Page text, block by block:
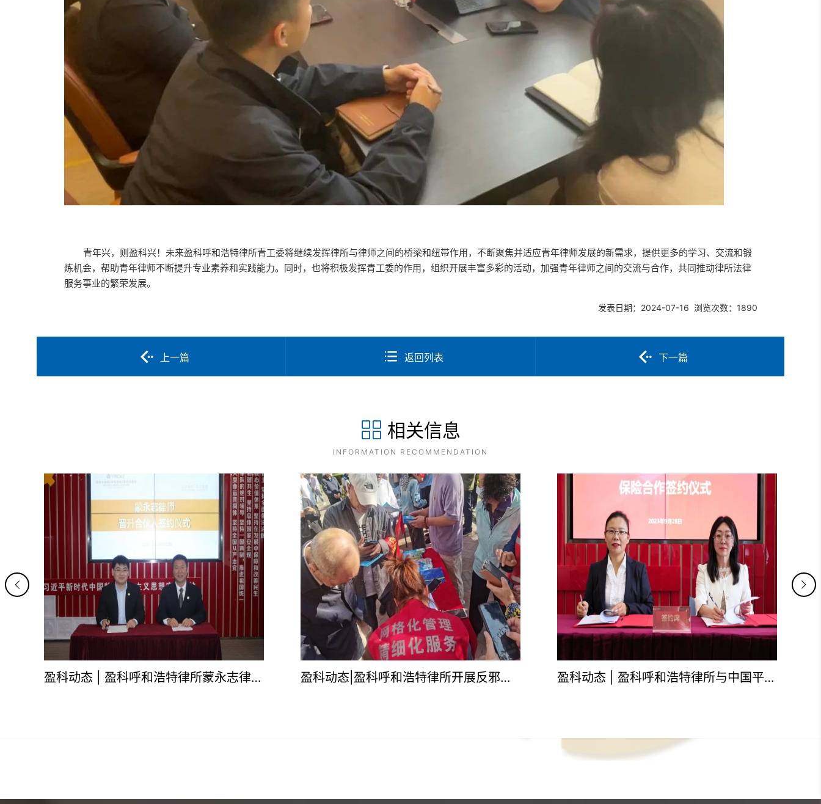
青年兴，则盈科兴！未来盈科呼和浩特律所青工委将继续发挥律所与律师之间的桥梁和纽带作用，不断聚焦并适应青年律师发展的新需求，提供更多的学习、交流和锻
炼机会，帮助青年律师不断提升专业素养和实践能力。同时，也将积极发挥青工委的作用，组织开展丰富多彩的活动，加强青年律师之间的交流与合作，共同推动律所法律
服务事业的繁荣发展。
发表日期：2024-07-16 浏览次数：1890
上一篇 返回列表 下一篇
相关信息
INFORMATION RECOMMENDATION
盈科动态|盈科呼和浩特律所开展反邪教宣传普法活动 盈科动态 | 盈科呼和浩特律所与中国平安财产保险股份有限公司内蒙古分公司保险合作签约仪式顺利举行 专业守护，卓越运营|盈科呼和浩特行政运营团队年终述职暨表彰会圆满举行